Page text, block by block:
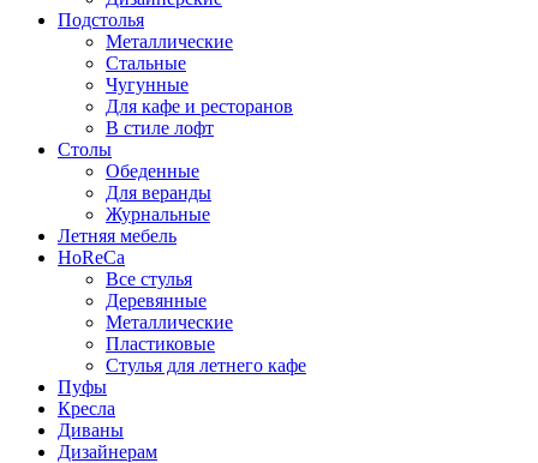
Подстолья
Металлические
Стальные
Чугунные
Для кафе и ресторанов
В стиле лофт
Столы
Обеденные
Для веранды
Журнальные
Летняя мебель
HoReCa
Все стулья
Деревянные
Металлические
Пластиковые
Стулья для летнего кафе
Пуфы
Кресла
Диваны
Дизайнерам